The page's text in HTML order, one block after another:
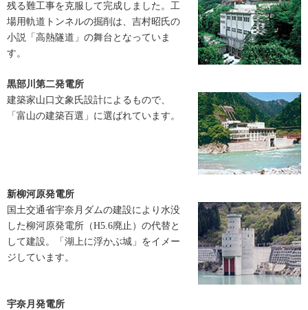
残る難工事を克服して完成しました。工
場用軌道トンネルの掘削は、吉村昭氏の
小説「高熱隧道」の舞台となっていま
す。
黒部川第二発電所
建築家山口文象氏設計によるもので、
「富山の建築百選」に選ばれています。
新柳河原発電所
国土交通省宇奈月ダムの建設により水没
した柳河原発電所（H5.6廃止）の代替と
して建設。「湖上に浮かぶ城」をイメー
ジしています。
宇奈月発電所